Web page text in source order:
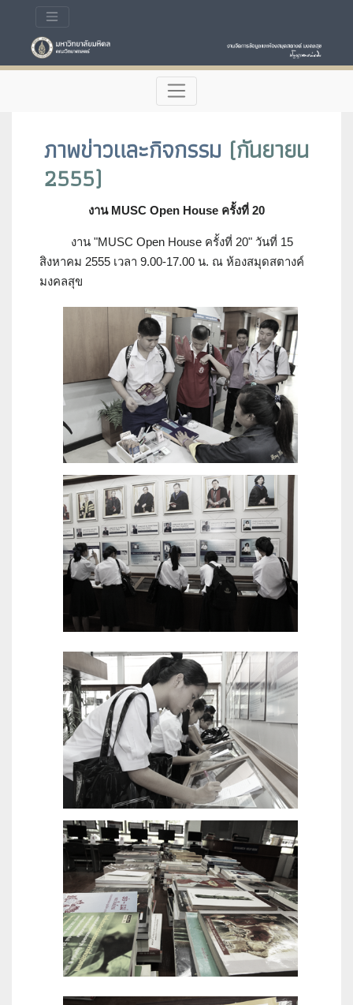
ภาพข่าวและกิจกรรม (กันยายน
2555)
งาน MUSC Open House ครั้งที่ 20
งาน "MUSC Open House ครั้งที่ 20" วันที่ 15
สิงหาคม 2555 เวลา 9.00-17.00 น. ณ ห้องสมุดสตางค์
มงคลสุข